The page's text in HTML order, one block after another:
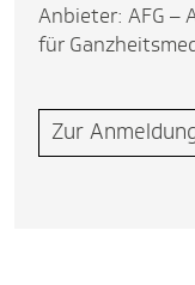
Anbieter: AFG –
für
Zur